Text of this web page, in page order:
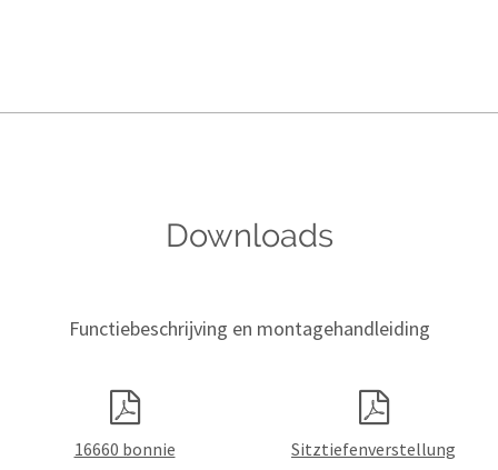
Downloads
Functiebeschrijving en montagehandleiding
16660 bonnie Sitztiefenverstellung